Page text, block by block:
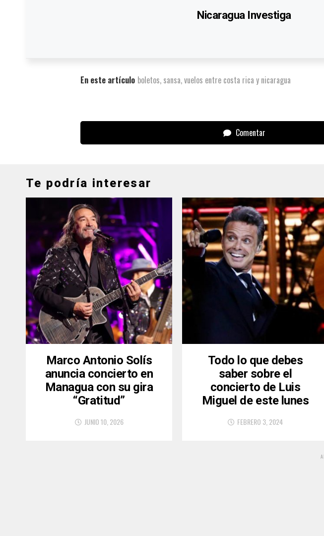
Nicaragua Investiga
En este artículo boletos, sansa,vuelos entre costa rica y nicaragua
Comentar
Te podría interesar
Marco Antonio Solís
anuncia concierto en
Managua con su gira
“Gratitud”
JUNIO 10, 2026
Todo lo que debes
saber sobre el
concierto de Luis
Miguel de este lunes
FEBRERO 3, 2024